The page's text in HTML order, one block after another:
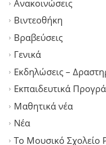
Ανακοινώσεις
Βιντεοθήκη
Βραβεύσεις
Γενικά
Εκδηλώσεις –
Εκπαιδευτικά
Μαθητικά νέα
Νέα
Το Μουσικό Σχολείο